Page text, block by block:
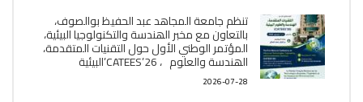
تنظم جامعة المجاهد عبد الحفيظ بوالصوف،
بالتعاون مع مخبر الھندسة والتكنولوجيا البیئیة،
المؤتمر الوطني الأول حول التقنيات المتقدمة،
الھندسة والعلوم ، CATEES’26’البیئية
2026-07-28